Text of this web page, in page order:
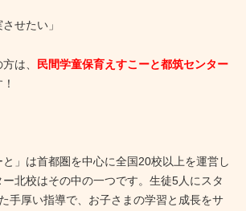
せたい」
は、 民間学童保育えすこーと都筑センター
」は首都圏を中心に全国20校以上を運営し
北校はその中の一つです。生徒5人にスタ
手厚い指導で、お子さまの学習と成長をサ